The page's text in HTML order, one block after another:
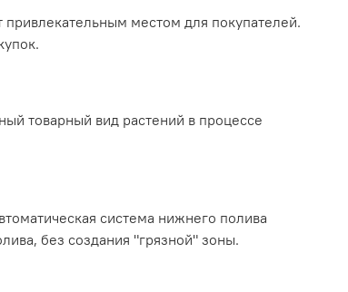
местом для покупателей.
товарный вид растений в процессе
система нижнего полива
без создания "грязной" зоны.